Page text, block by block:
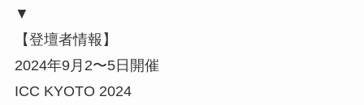
▼
【登壇者情報】
2024年9月2〜5日開催
ICC KYOTO 2024